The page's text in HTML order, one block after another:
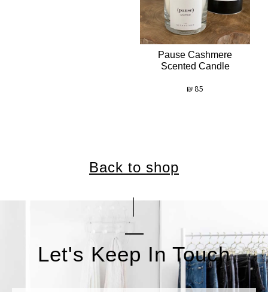
Pause Cashmere
Scented Candle
85
₪
Back to shop
Let's Keep In Touch
אימייל